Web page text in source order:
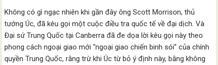
Không có gì ngạc nhiên khi gần đây ông Scott Morrison, thủ
tướng Úc, đã kêu gọi một cuộc điều tra quốc tế về đại dịch. Và
Đại sứ Trung Quốc tại Canberra đã đe dọa lời kêu gọi này theo
phong cách ngoại giao mới “ngoại giao chiến binh sói” của chính
quyền Trung Quốc, rằng trừ khi Úc từ bỏ ý định này, bằng không